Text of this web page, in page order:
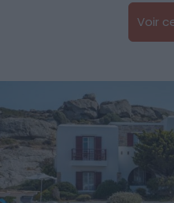
Voir